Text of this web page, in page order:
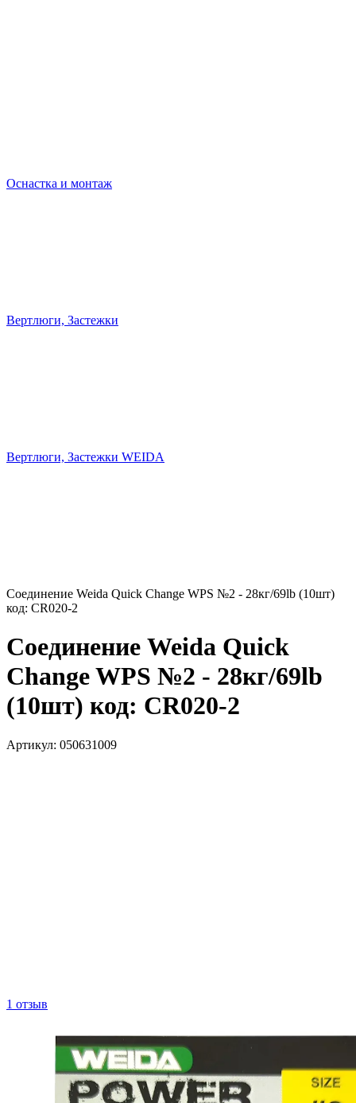
Оснастка и монтаж
Вертлюги, Застежки
Вертлюги, Застежки WEIDA
Соединение Weida Quick Change WPS №2 - 28кг/69lb (10шт)
код: CR020-2
Соединение Weida Quick
Change WPS №2 - 28кг/69lb
(10шт) код: CR020-2
Артикул: 050631009
1 отзыв